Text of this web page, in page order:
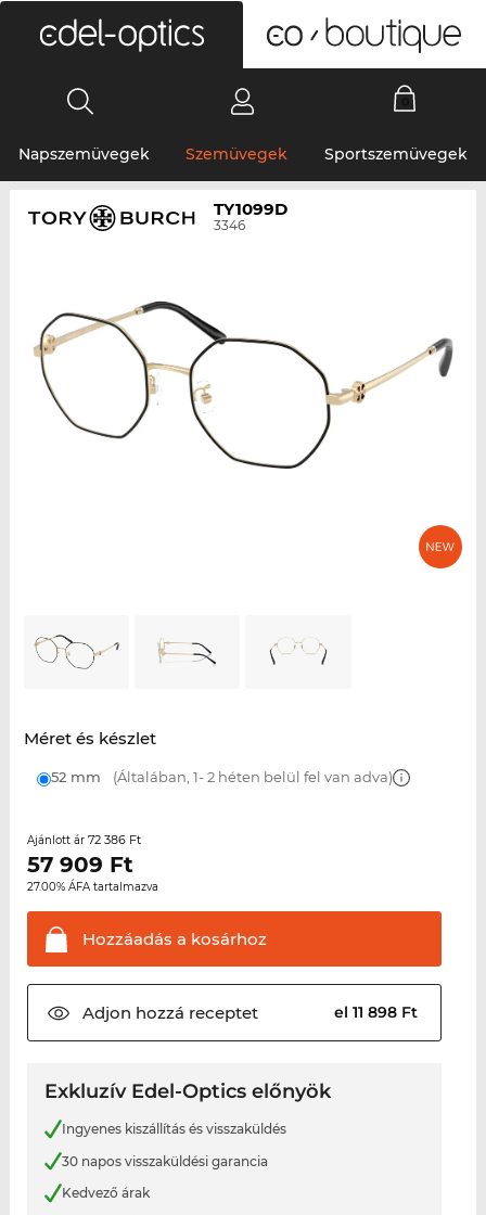
Napszemüvegek Szemüvegek Sportszemüvegek
TY1099D
3346
Méret és készlet
52 mm (Általában, 1- 2 héten belül fel van adva)
Ajánlott ár 72 386 Ft
57 909 Ft
27.00% ÁFA tartalmazva
Hozzáadás a kosárhoz
Adjon hozzá receptet el 11 898 Ft
Exkluzív Edel-Optics előnyök
Ingyenes kiszállítás és visszaküldés
30 napos visszaküldési garancia
Kedvező árak